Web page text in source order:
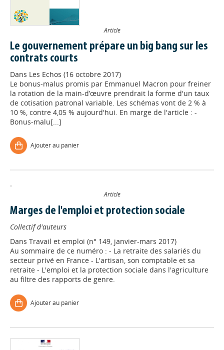
Article
Le gouvernement prépare un big bang sur les
contrats courts
Dans Les Echos (16 octobre 2017)
Le bonus-malus promis par Emmanuel Macron pour freiner
la rotation de la main-d’œuvre prendrait la forme d'un taux
de cotisation patronal variable. Les schémas vont de 2 % à
10 %, contre 4,05 % aujourd'hui. En marge de l'article : -
Bonus-malu[...]
Ajouter au panier
Article
Marges de l'emploi et protection sociale
Collectif d'auteurs
Dans Travail et emploi (n° 149, janvier-mars 2017)
Au sommaire de ce numéro : - La retraite des salariés du
secteur privé en France - L'artisan, son comptable et sa
retraite - L'emploi et la protection sociale dans l'agriculture
au filtre des rapports de genre.
Ajouter au panier